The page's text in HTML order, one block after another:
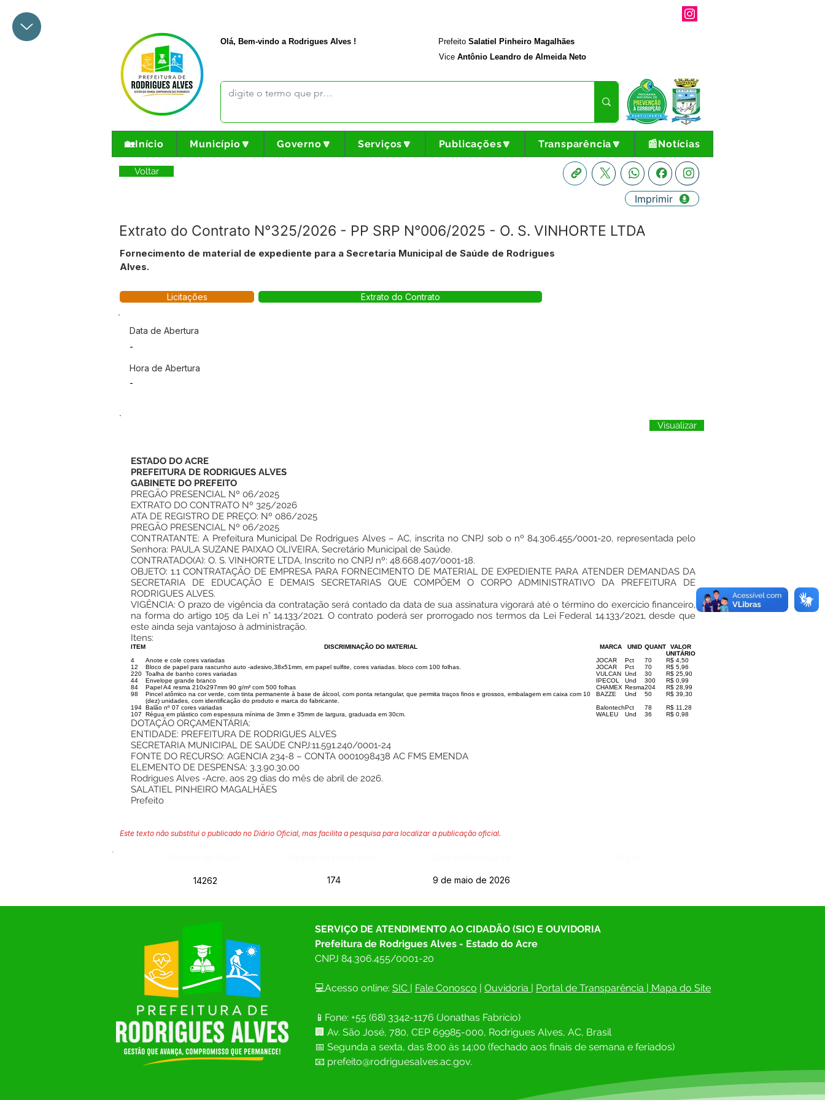
Olá, Bem-vindo a Rodrigues Alves ! Prefeito Salatiel Pinheiro Magalhães
Vice Antônio Leandro de Almeida Neto
🏡Início Município🔽 Governo🔽 Serviços🔽 Publicações🔽 Transparência🔽 📰Notícias
Voltar
Extrato do Contrato N°325/2026 - PP SRP N°006/2025 - O. S. VINHORTE LTDA
Imprimir
Fornecimento de material de expediente para a Secretaria Municipal de Saúde de Rodrigues
Alves.
Licitações Extrato do Contrato
Data de Abertura
-
Hora de Abertura
-
Visualizar
ESTADO DO ACRE
PREFEITURA DE RODRIGUES ALVES
GABINETE DO PREFEITO
PREGÃO PRESENCIAL Nº 06/2025
EXTRATO DO CONTRATO Nº 325/2026
ATA DE REGISTRO DE PREÇO: Nº 086/2025
PREGÃO PRESENCIAL Nº 06/2025
CONTRATANTE: A Prefeitura Municipal De Rodrigues Alves – AC, inscrita no CNPJ sob o nº 84.306.455/0001-20, representada pelo
Senhora: PAULA SUZANE PAIXAO OLIVEIRA, Secretário Municipal de Saúde.
CONTRATADO(A): O. S. VINHORTE LTDA, Inscrito no CNPJ nº: 48.668.407/0001-18.
OBJETO: 1.1 CONTRATAÇÃO DE EMPRESA PARA FORNECIMENTO DE MATERIAL DE EXPEDIENTE PARA ATENDER DEMANDAS DA
SECRETARIA DE EDUCAÇÃO E DEMAIS SECRETARIAS QUE COMPÕEM O CORPO ADMINISTRATIVO DA PREFEITURA DE
RODRIGUES ALVES.
VIGÊNCIA: O prazo de vigência da contratação será contado da data de sua assinatura vigorará até o término do exercício financeiro,
na forma do artigo 105 da Lei n° 14.133/2021. O contrato poderá ser prorrogado nos termos da Lei Federal 14.133/2021, desde que
este ainda seja vantajoso à administração.
Itens:
ITEM DISCRIMINAÇÃO DO MATERIAL MARCA UNID QUANT
VALOR
UNITÁRIO
4
Anote e cole cores variadas JOCAR Pct 70
R$ 4,50
12
Bloco de papel para rascunho auto -adesivo,38x51mm, em papel sulfite, cores variadas. bloco com 100 folhas. JOCAR Pct 70
R$ 5,96
220 Toalha de banho cores variadas VULCAN Und 30
R$ 25,90
44
Envelope grande branco IPECOL Und 300
R$ 0,99
84
Papel A4 resma 210x297mm 90 g/m² com 500 folhas CHAMEX Resma204
R$ 28,99
98
Pincel atômico na cor verde, com tinta permanente à base de álcool, com ponta retangular, que permita traços finos e grossos, embalagem em caixa com 10
(dez) unidades, com identificação do produto e marca do fabricante.
BAZZE Und 50
R$ 39,30
194 Balão nº 07 cores variadas BalontechPct 78
R$ 11,28
107
Régua em plástico com espessura mínima de 3mm e 35mm de largura, graduada em 30cm. WALEU Und 36 R$ 0,98
DOTAÇÃO ORÇAMENTÁRIA:
ENTIDADE: PREFEITURA DE RODRIGUES ALVES
SECRETARIA MUNICIPAL DE SAÚDE CNPJ:11.591.240/0001-24
FONTE DO RECURSO: AGENCIA 234-8 – CONTA 0001098438 AC FMS EMENDA
ELEMENTO DE DESPENSA: 3.3.90.30.00
Rodrigues Alves -Acre, aos 29 dias do mês de abril de 2026.
SALATIEL PINHEIRO MAGALHÃES
Prefeito
Este texto não substitui o publicado no Diário Oficial, mas facilita a pesquisa para localizar a publicação oficial.
14262 174 9 de maio de 2026
SERVIÇO DE ATENDIMENTO AO CIDADÃO (SIC) E OUVIDORIA
Prefeitura de Rodrigues Alves - Estado do Acre
CNPJ 84.306.455/0001-20
💻Acesso online: SIC | Fale Conosco | Ouvidoria | Portal de Transparência | Mapa do Site
📱Fone: +55 (68) 3342-1176 (Jonathas Fabrício)
🏢 Av. São José, 780, CEP 69985-000, Rodrigues Alves, AC, Brasil
📅 Segunda a sexta, das 8:00 às 14;00 (fechado aos finais de semana e feriados)
📧 prefeito@rodriguesalves.ac.gov.